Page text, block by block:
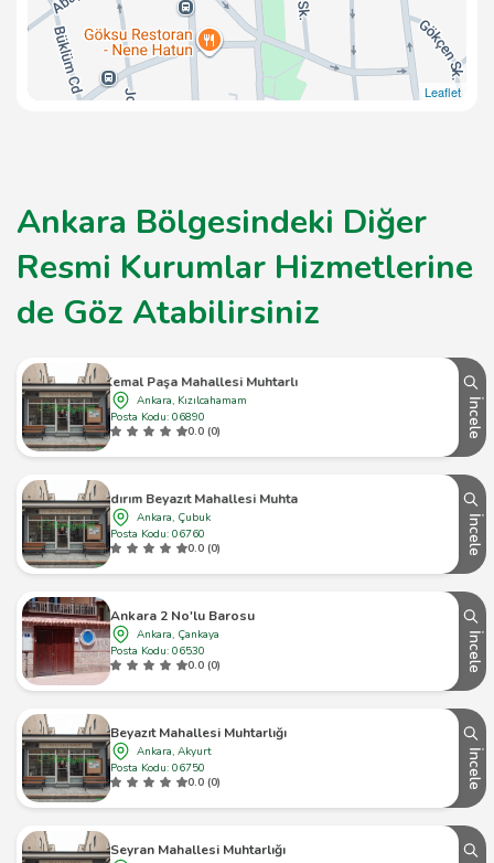
Leaflet
Ankara Bölgesindeki Diğer
Resmi Kurumlar Hizmetlerine
de Göz Atabilirsiniz
Kemal Paşa Mahallesi Muhtarlığı
Ankara, Kızılcahamam
Posta Kodu: 06890
0.0 (0)
İncele
Yıldırım Beyazıt Mahallesi Muhtarlığı
Ankara, Çubuk
Posta Kodu: 06760
0.0 (0)
İncele
Ankara 2 No'lu Barosu
Ankara, Çankaya
Posta Kodu: 06530
0.0 (0)
İncele
Beyazıt Mahallesi Muhtarlığı
Ankara, Akyurt
Posta Kodu: 06750
0.0 (0)
İncele
Seyran Mahallesi Muhtarlığı